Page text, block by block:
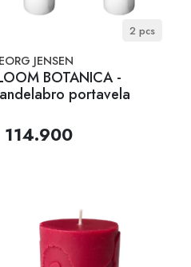
2 pcs
JENSEN
BOTANICA -
portavela
114.900